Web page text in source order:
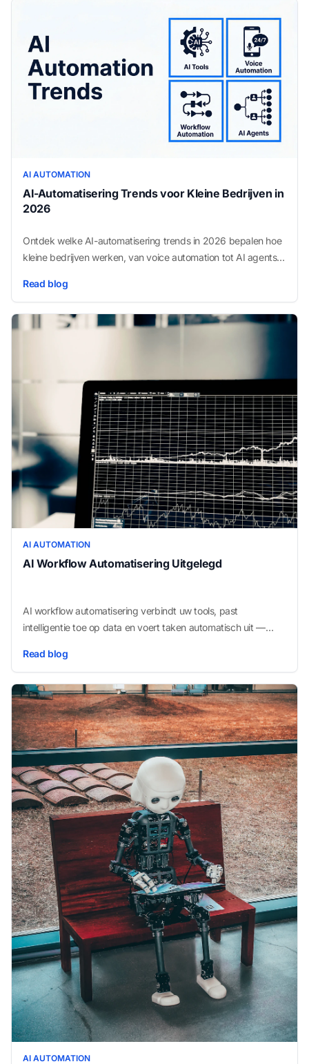
AI AUTOMATION
AI-Automatisering Trends voor Kleine Bedrijven in
2026
Ontdek welke AI-automatisering trends in 2026 bepalen hoe
kleine bedrijven werken, van voice automation tot AI agents,
Read blog
AI AUTOMATION
AI Workflow Automatisering Uitgelegd
AI workflow automatisering verbindt uw tools, past
intelligentie toe op data en voert taken automatisch uit —
en waarom kleine bedrijven het snel omarmen.
Read blog
AI AUTOMATION